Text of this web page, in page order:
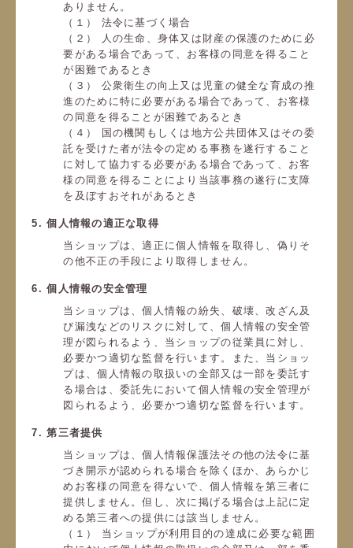
ありません。
（１） 法令に基づく場合
（２） 人の生命、身体又は財産の保護のために必
要がある場合であって、お客様の同意を得ること
が困難であるとき
（３） 公衆衛生の向上又は児童の健全な育成の推
進のために特に必要がある場合であって、お客様
の同意を得ることが困難であるとき
（４） 国の機関もしくは地方公共団体又はその委
託を受けた者が法令の定める事務を遂行すること
に対して協力する必要がある場合であって、お客
様の同意を得ることにより当該事務の遂行に支障
を及ぼすおそれがあるとき
5. 個人情報の適正な取得
当ショップは、適正に個人情報を取得し、偽りそ
の他不正の手段により取得しません。
6. 個人情報の安全管理
当ショップは、個人情報の紛失、破壊、改ざん及
び漏洩などのリスクに対して、個人情報の安全管
理が図られるよう、当ショップの従業員に対し、
必要かつ適切な監督を行います。また、当ショッ
プは、個人情報の取扱いの全部又は一部を委託す
る場合は、委託先において個人情報の安全管理が
図られるよう、必要かつ適切な監督を行います。
7. 第三者提供
当ショップは、個人情報保護法その他の法令に基
づき開示が認められる場合を除くほか、あらかじ
めお客様の同意を得ないで、個人情報を第三者に
提供しません。但し、次に掲げる場合は上記に定
める第三者への提供には該当しません。
（１） 当ショップが利用目的の達成に必要な範囲